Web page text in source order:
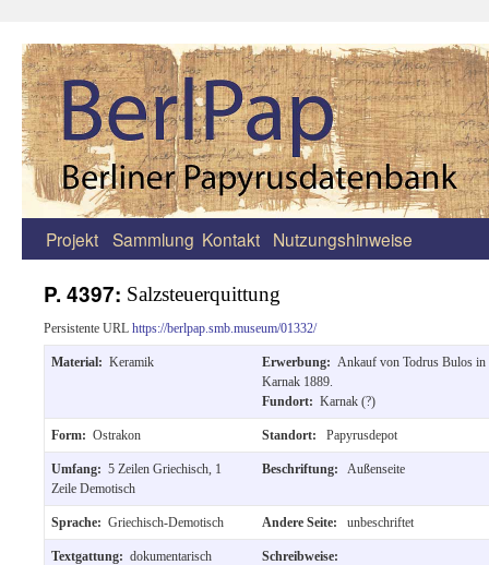
Zum
springen
Projekt Sammlung Kontakt Nutzungshinweise
P. 4397: Salzsteuerquittung
Persistente URL https://berlpap.smb.museum/01332/
Material: Keramik Erwerbung: Ankauf von Todrus Bulos in
Karnak 1889.
Fundort: Karnak (?)
Form: Ostrakon Standort: Papyrusdepot
Umfang: 5 Zeilen Griechisch, 1
Zeile Demotisch
Beschriftung: Außenseite
Sprache: Griechisch-Demotisch Andere Seite: unbeschriftet
Textgattung: dokumentarisch Schreibweise: